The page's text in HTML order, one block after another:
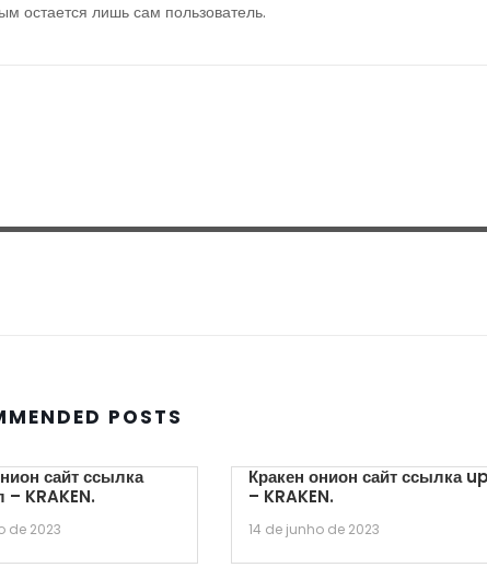
остается лишь сам пользователь.
POSTS
сайт ссылка
– KRAKEN.
de 2023
Кракен онион сайт ссылка up
– KRAKEN.
14 de junho de 2023